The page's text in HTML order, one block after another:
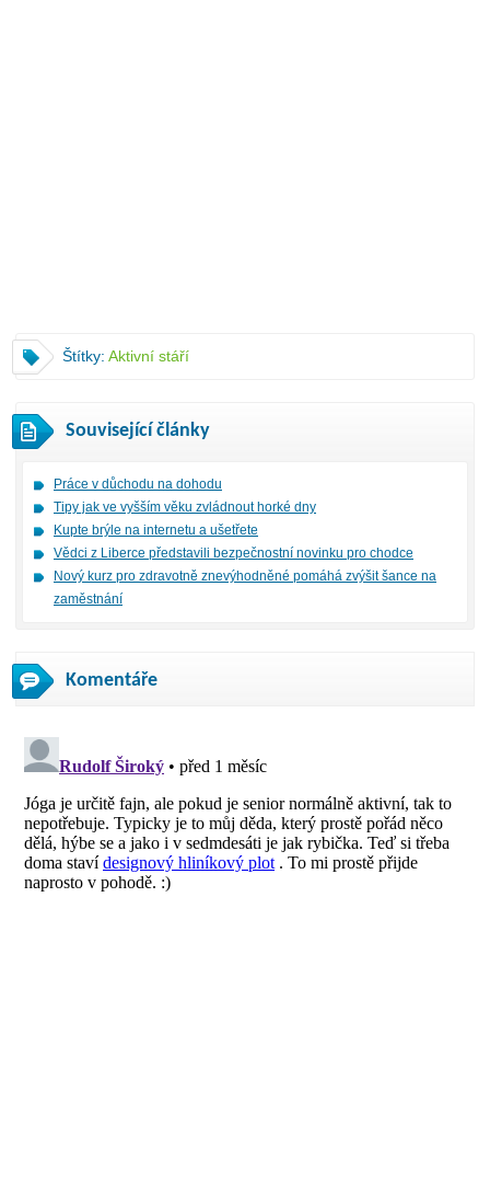
Štítky: Aktivní stáří
Související články
Práce v důchodu na dohodu
Tipy jak ve vyšším věku zvládnout horké dny
Kupte brýle na internetu a ušetřete
Vědci z Liberce představili bezpečnostní novinku pro chodce
Nový kurz pro zdravotně znevýhodněné pomáhá zvýšit šance na
zaměstnání
Komentáře